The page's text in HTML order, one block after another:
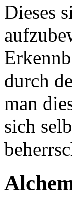
Dieses
durch
man
sich